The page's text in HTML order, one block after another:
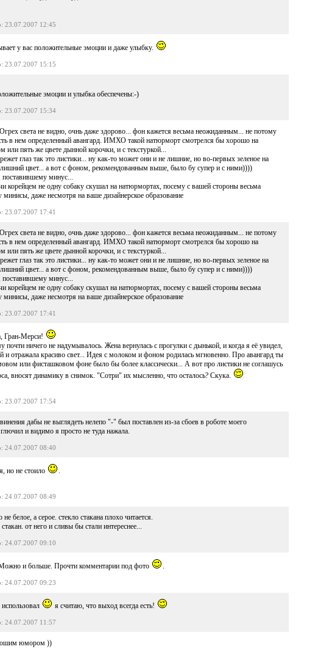
: 23.07.2007 12:45
у вас положительные эмоции и даже улыбку.
: 23.07.2007 15:15
эмоции и улыбка обеспечены:-)
: 23.07.2007 15:34
света не видно, очнь даже здорово... фон кажется весьма неожиданным... не потому
в нем определенный авангард. ИМХО такой натюрморт смотрелся бы хорошо на
или пять же цвете дынной корочки, и с текстуркой...
глаз так это листики... ну как-то может они и не лишние, но во-первых зеленое на
цвет... а вот с фоном, рекомендованным выше, было бу супер и с ними))))
минус...
корейцем не одну собаку скушал на натюрмортах, посему с вашей стороны весьма
минисы, даже несмотря на ваше дизайнерское образование
: 23.07.2007 17:41
света не видно, очнь даже здорово... фон кажется весьма неожиданным... не потому
в нем определенный авангард. ИМХО такой натюрморт смотрелся бы хорошо на
или пять же цвете дынной корочки, и с текстуркой...
глаз так это листики... ну как-то может они и не лишние, но во-первых зеленое на
цвет... а вот с фоном, рекомендованным выше, было бу супер и с ними))))
минус...
корейцем не одну собаку скушал на натюрмортах, посему с вашей стороны весьма
минисы, даже несмотря на ваше дизайнерское образование
: 23.07.2007 17:41
Гран-Мерси!
почти ничего не надумывалось. Жена вернулась с прогулки с дынькой, и когда я её увидел,
и отражала красиво свет... Идея с молоком и фоном родилась мгновенно. Про авангард ты
или фисташковом фоне было бы более классически... А вот про листики не соглашусь
вносят динамику в снимок. "Сотри" их мысленно, что осталось? Скука.
: 23.07.2007 17:54
дабы не выглядеть нелепо "-" был поставлен из-за сбоев в роботе моего
и видимо я просто не туда нажала.
: 24.07.2007 08:40
но не стоило
.
: 24.07.2007 08:49
не белое, а серое. стекло стакана плохо читается.
от него и сливы бы стали интереснее...
: 24.07.2007 09:10
и больше. Прочти комментарии под фото
.
: 24.07.2007 09:23
я считаю, что выход всегда есть!
: 24.07.2007 11:57
юмором ))